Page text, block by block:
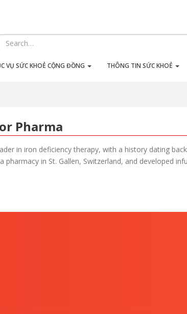
VỤ SỨC KHOẺ CỘNG ĐỒNG THÔNG TIN SỨC KHOẺ
Pharma
in iron deficiency therapy, with a history dating
pharmacy in St. Gallen, Switzerland, and developed